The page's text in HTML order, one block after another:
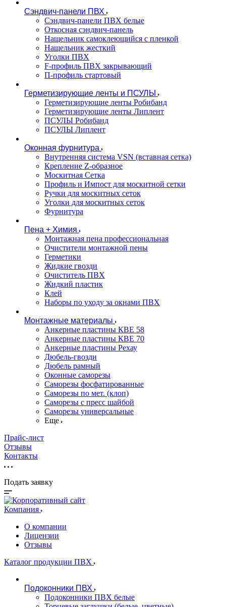
Сэндвич-панели ПВХ
Сэндвич-панели ПВХ белые
Откосная сэндвич-панель
Нащельник самоклеющийся с пленкой
Нащельник жесткий
Уголки ПВХ
F-профиль ПВХ закрывающий
П-профиль стартовый
Герметизирующие ленты и ПСУЛЫ
Герметизирующие ленты Робибанд
Герметизирующие ленты Липлент
ПСУЛЫ Робибанд
ПСУЛЫ Липлент
Оконная фурнитура
Внутренняя система VSN (вставная сетка)
Крепление Z-образное
Москитная Сетка
Профиль и Импост для москитной сетки
Ручки для москитных сеток
Уголки для москитных сеток
Фурнитура
Пена + Химия
Монтажная пена профессиональная
Очистители монтажной пены
Герметики
Жидкие гвозди
Очиститель ПВХ
Жидкий пластик
Клей
Наборы по уходу за окнами ПВХ
Монтажные материалы
Анкерные пластины КВЕ 58
Анкерные пластины КВЕ 70
Анкерные пластины Рехау
Дюбель-гвозди
Дюбель рамный
Оконные саморезы
Саморезы фосфатированные
Саморезы по мет. (клоп)
Саморезы с пресс шайбой
Саморезы универсальные
Еще
Прайс-лист
Отзывы
Контакты
Подать заявку
Компания
О компании
Лицензии
Отзывы
Каталог продукции ПВХ
Подоконники ПВХ
Подоконники ПВХ белые